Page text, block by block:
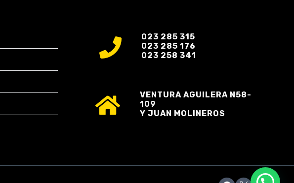
023 285 315
023 285 176
023 258 341
VENTURA AGUILERA N58-
109
Y JUAN MOLINEROS